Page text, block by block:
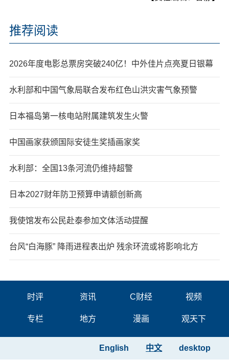
推荐阅读
2026年度电影总票房突破240亿！中外佳片点亮夏日银幕
水利部和中国气象局联合发布红色山洪灾害气象预警
日本福岛第一核电站附属建筑发生火警
中国画家获颁国际安徒生奖插画家奖
水利部：全国13条河流仍维持超警
日本2027财年防卫预算申请额创新高
我使馆发布公民赴泰参加文体活动提醒
台风“白海豚” 降雨进程表出炉 残余环流或将影响北方
时评 资讯 C财经 视频
专栏 地方 漫画 观天下
desktop
中文
English